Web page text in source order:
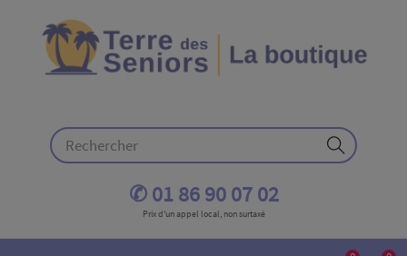
✆ 01 86 90 07 02
Prix d'un appel local, non surtaxé